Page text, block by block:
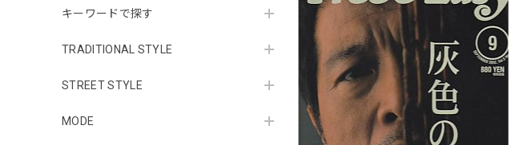
キーワードで探す
TRADITIONAL STYLE
STREET STYLE
MODE